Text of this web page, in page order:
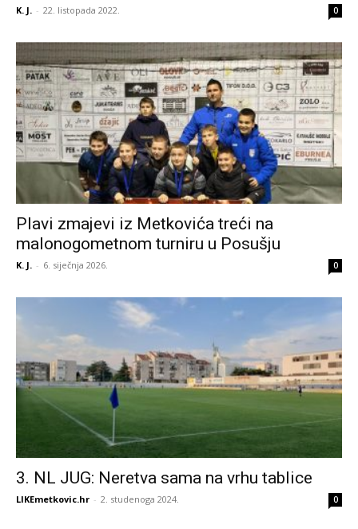
K. J. - 22. listopada 2022. 0
Plavi zmajevi iz Metkovića treći na
malonogometnom turniru u Posušju
K. J. - 6. siječnja 2026. 0
3. NL JUG: Neretva sama na vrhu tablice
LIKEmetkovic.hr - 2. studenoga 2024. 0